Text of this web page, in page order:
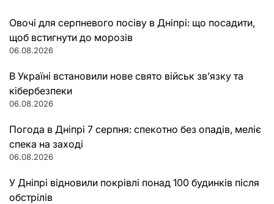
Овочі для серпневого посіву в Дніпрі: що посадити,
щоб встигнути до морозів
06.08.2026
В Україні встановили нове свято військ зв’язку та
кібербезпеки
06.08.2026
Погода в Дніпрі 7 серпня: спекотно без опадів, меліє
спека на заході
06.08.2026
У Дніпрі відновили покрівлі понад 100 будинків після
обстрілів